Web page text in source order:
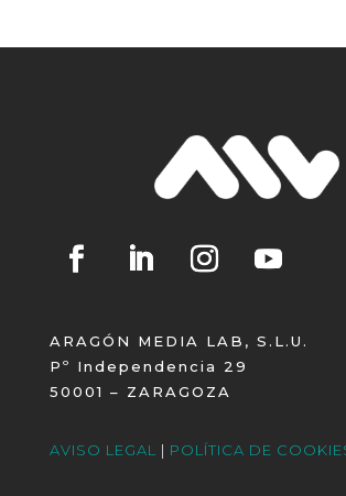
ARAGÓN MEDIA LAB, S.L.U.
Pº Independencia 29
50001 – ZARAGOZA
AVISO LEGAL | POLÍTICA DE